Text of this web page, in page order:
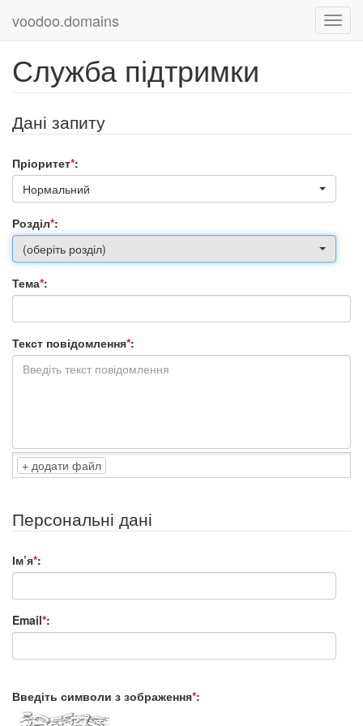
voodoo.domains
Служба підтримки
Дані запиту
Пріоритет*:
Нормальний
Розділ*:
(оберіть розділ)
Тема*:
Текст повідомлення*:
додати файл
Персональні дані
Ім’я*:
Email*:
Введіть символи з зображення*: